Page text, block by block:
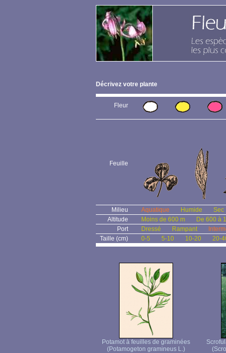
Décrivez votre plante
Fleur
Feuille
Milieu Aquatique Humide
Sec
Altitude
Moins de 600 m
De 600 à
Port
Dressé Rampant
Taille (cm)
0-5 5-10 10-20 20-
Potamot à feuilles de graminées
(Potamogeton gramineus L.)